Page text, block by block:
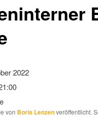
2022
von Boris Lenzenveröffentlicht.